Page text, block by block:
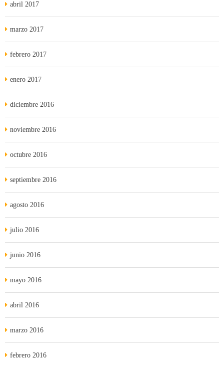
abril 2017
marzo 2017
febrero 2017
enero 2017
diciembre 2016
noviembre 2016
octubre 2016
septiembre 2016
agosto 2016
julio 2016
junio 2016
mayo 2016
abril 2016
marzo 2016
febrero 2016